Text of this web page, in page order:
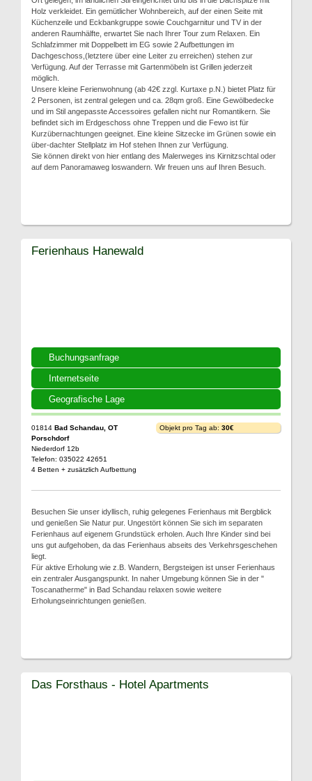
Holz verkleidet. Ein gemütlicher Wohnbereich, auf der einen Seite mit
Küchenzeile und Eckbankgruppe sowie Couchgarnitur und TV in der
anderen Raumhälfte, erwartet Sie nach Ihrer Tour zum Relaxen. Ein
Schlafzimmer mit Doppelbett im EG sowie 2 Aufbettungen im
Dachgeschoss,(letztere über eine Leiter zu erreichen) stehen zur
Verfügung. Auf der Terrasse mit Gartenmöbeln ist Grillen jederzeit
möglich.
Unsere kleine Ferienwohnung (ab 42€ zzgl. Kurtaxe p.N.) bietet Platz für
2 Personen, ist zentral gelegen und ca. 28qm groß. Eine Gewölbedecke
und im Stil angepasste Accessoires gefallen nicht nur Romantikern. Sie
befindet sich im Erdgeschoss ohne Treppen und die Fewo ist für
Kurzübernachtungen geeignet. Eine kleine Sitzecke im Grünen sowie ein
über-dachter Stellplatz im Hof stehen Ihnen zur Verfügung.
Sie können direkt von hier entlang des Malerweges ins Kirnitzschtal oder
auf dem Panoramaweg loswandern. Wir freuen uns auf Ihren Besuch.
Buchungsanfrage
Internetseite
Geografische Lage
Ferienhaus Hanewald
01814 Bad Schandau, OT
Porschdorf
Niederdorf 12b
Telefon: 035022 42651
4 Betten + zusätzlich Aufbettung
Objekt pro Tag ab: 30€
Besuchen Sie unser idyllisch, ruhig gelegenes Ferienhaus mit Bergblick
und genießen Sie Natur pur. Ungestört können Sie sich im separaten
Ferienhaus auf eigenem Grundstück erholen. Auch Ihre Kinder sind bei
uns gut aufgehoben, da das Ferienhaus abseits des Verkehrsgeschehen
liegt.
Für aktive Erholung wie z.B. Wandern, Bergsteigen ist unser Ferienhaus
ein zentraler Ausgangspunkt. In naher Umgebung können Sie in der "
Toscanatherme" in Bad Schandau relaxen sowie weitere
Erholungseinrichtungen genießen.
Das Forsthaus - Hotel Apartments